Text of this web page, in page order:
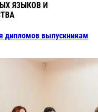
ЯЗЫКОВ И
дипломов выпускникам